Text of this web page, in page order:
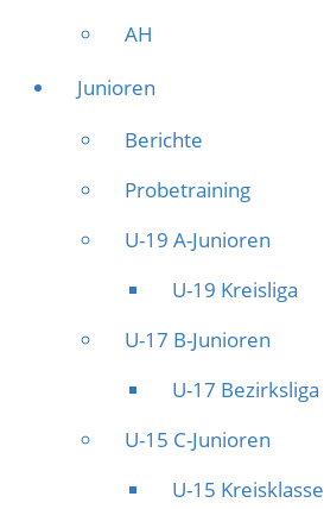
AH
Junioren
Berichte
Probetraining
U-19 A-Junioren
U-19 Kreisliga
U-17 B-Junioren
U-17 Bezirksliga
U-15 C-Junioren
U-15 Kreisklasse